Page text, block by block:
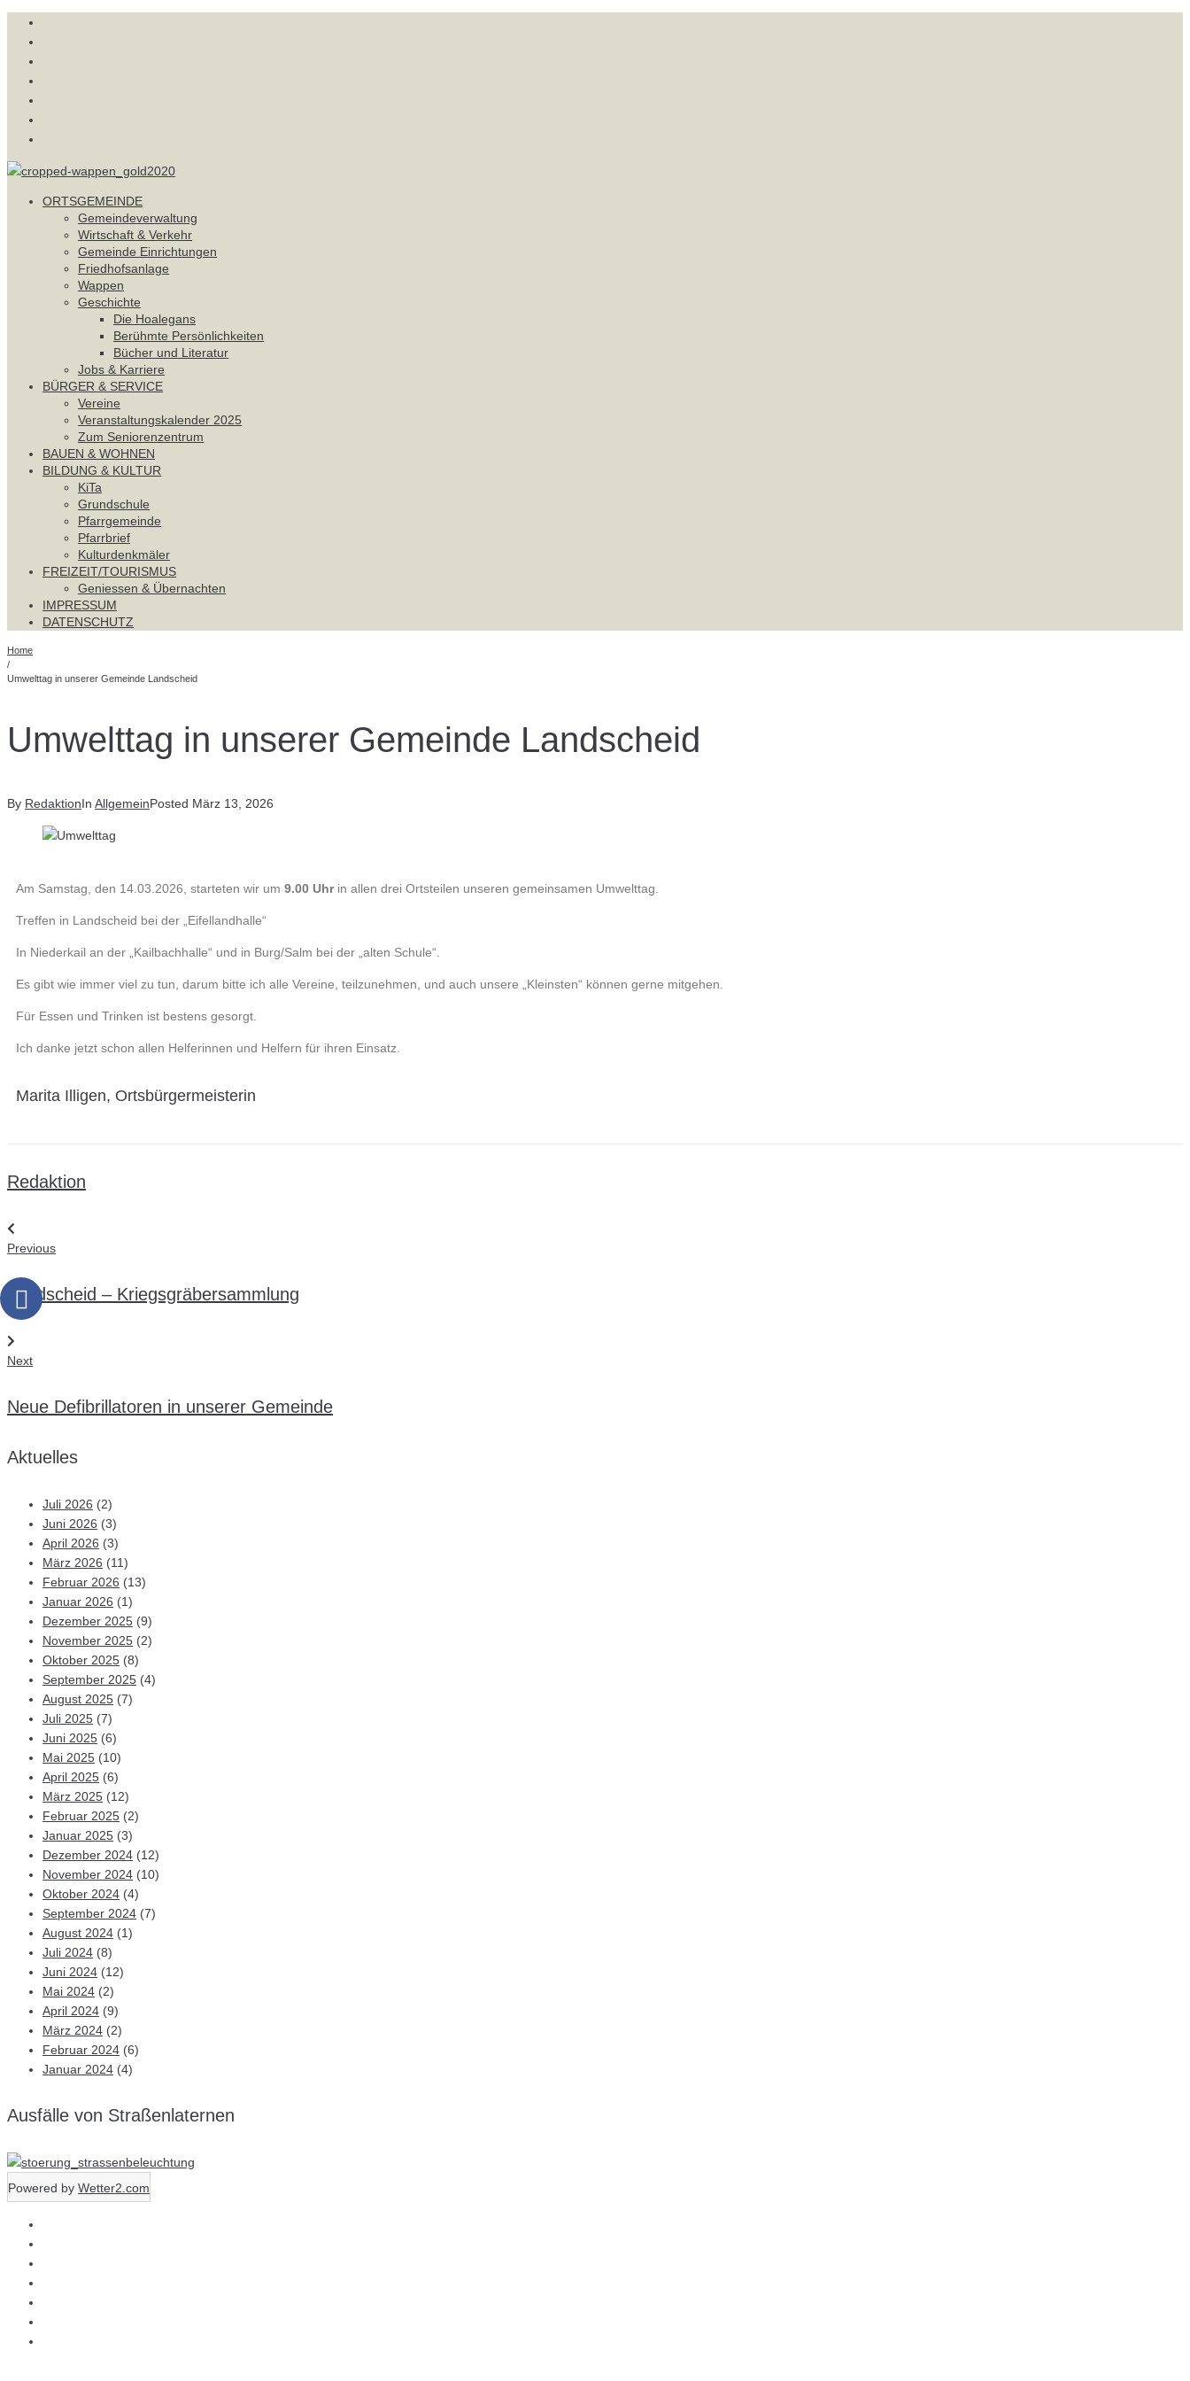
ORTSGEMEINDE
Gemeindeverwaltung
Wirtschaft & Verkehr
Gemeinde Einrichtungen
Friedhofsanlage
Wappen
Geschichte
Die Hoalegans
Berühmte Persönlichkeiten
Bücher und Literatur
Jobs & Karriere
BÜRGER & SERVICE
Vereine
Veranstaltungskalender 2025
Zum Seniorenzentrum
BAUEN & WOHNEN
BILDUNG & KULTUR
KiTa
Grundschule
Pfarrgemeinde
Pfarrbrief
Kulturdenkmäler
FREIZEIT/TOURISMUS
Geniessen & Übernachten
IMPRESSUM
DATENSCHUTZ
Home
/
Umwelttag in unserer Gemeinde Landscheid
Umwelttag in unserer Gemeinde Landscheid
By RedaktionIn AllgemeinPosted März 13, 2026
Am Samstag, den 14.03.2026, starteten wir um 9.00 Uhrin allen drei Ortsteilen unseren gemeinsamen Umwelttag.
Treffen in Landscheid bei der „Eifellandhalle“
In Niederkail an der „Kailbachhalle“ und in Burg/Salm bei der „alten Schule“.
Es gibt wie immer viel zu tun, darum bitte ich alle Vereine, teilzunehmen, und auch unsere „Kleinsten“ können gerne mitgehen.
Für Essen und Trinken ist bestens gesorgt.
Ich danke jetzt schon allen Helferinnen und Helfern für ihren Einsatz.
Marita Illigen, Ortsbürgermeisterin
Redaktion
Previous
Landscheid – Kriegsgräbersammlung
Next
Neue Defibrillatoren in unserer Gemeinde
Aktuelles
Juli 2026 (2)
Juni 2026 (3)
April 2026 (3)
März 2026 (11)
Februar 2026 (13)
Januar 2026 (1)
Dezember 2025 (9)
November 2025 (2)
Oktober 2025 (8)
September 2025 (4)
August 2025 (7)
Juli 2025 (7)
Juni 2025 (6)
Mai 2025 (10)
April 2025 (6)
März 2025 (12)
Februar 2025 (2)
Januar 2025 (3)
Dezember 2024 (12)
November 2024 (10)
Oktober 2024 (4)
September 2024 (7)
August 2024 (1)
Juli 2024 (8)
Juni 2024 (12)
Mai 2024 (2)
April 2024 (9)
März 2024 (2)
Februar 2024 (6)
Januar 2024 (4)
Ausfälle von Straßenlaternen
Powered by Wetter2.com